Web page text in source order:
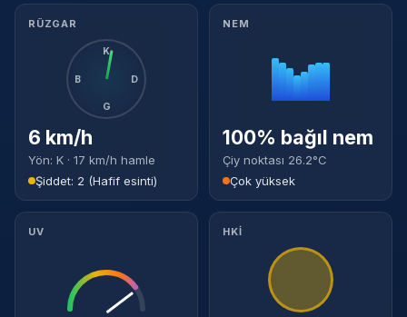
RÜZGAR
K
D
G
B
6 km/h
Yön: K · 17 km/h hamle
Şiddet: 2 (Hafif esinti)
NEM
100% bağıl nem
Çiy noktası 26.2°C
Çok yüksek
UV HKİ